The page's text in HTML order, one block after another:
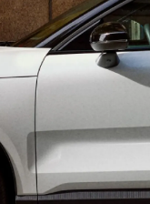
Original Volvo